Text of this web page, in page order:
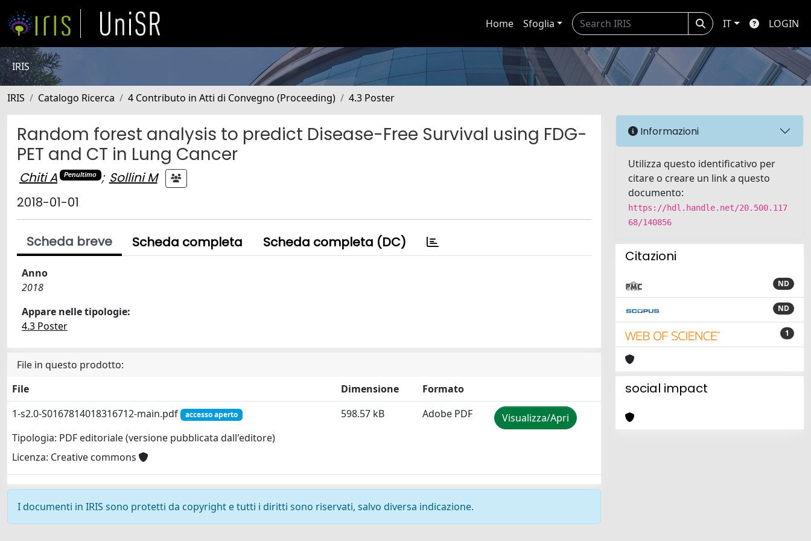
Home Sfoglia IT LOGIN
IRIS
IRIS Catalogo Ricerca 4 Contributo in Atti di Convegno (Proceeding) 4.3 Poster
Random forest analysis to predict Disease-Free Survival using FDG-
PET and CT in Lung Cancer
Chiti A Penultimo ; Sollini M
2018-01-01
Scheda breve Scheda completa Scheda completa (DC)
Anno
2018
Appare nelle tipologie:
4.3 Poster
File in questo prodotto:
File
Dimensione
Formato
1-s2.0-S0167814018316712-main.pdf
accesso aperto
Tipologia: PDF editoriale (versione pubblicata dall'editore)
Licenza: Creative commons
598.57 kB Adobe PDF Visualizza/Apri
I documenti in IRIS sono protetti da copyright e tutti i diritti sono riservati, salvo diversa indicazione.
Informazioni
Utilizza questo identificativo per
citare o creare un link a questo
documento:
https://hdl.handle.net/20.500.117
68/140856
Citazioni
ND
ND
1
social impact